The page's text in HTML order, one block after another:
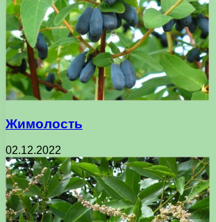
Жимолость
02.12.2022